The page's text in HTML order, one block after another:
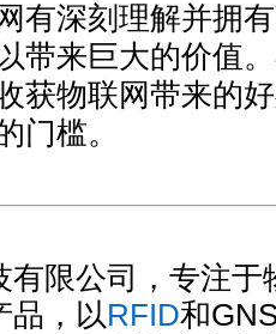
有深刻理解并拥
带来巨大的价值
获物联网带来的
门槛。
限公司
，专注
品，以RFID和